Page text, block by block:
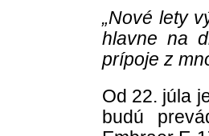
„Nové lety
hlavne na
prípoje z
Od 22. júla
budú